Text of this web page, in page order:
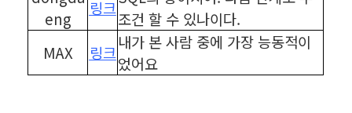
eng
링크
조건 할 수 있나이다.
MAX
링크
내가 본 사람 중에 가장 능동적이
었어요